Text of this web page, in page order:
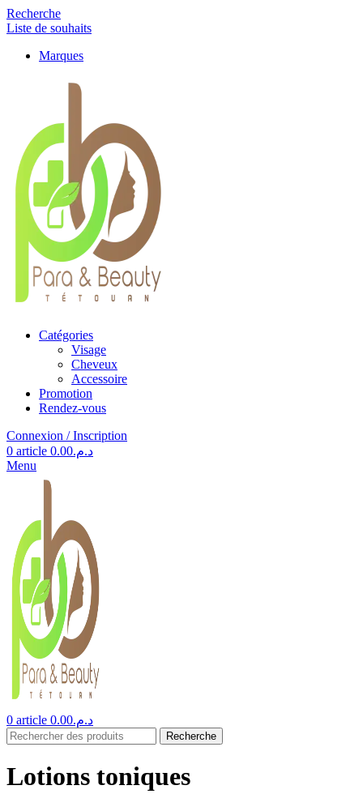
Recherche
Liste de souhaits
Marques
Catégories
Visage
Cheveux
Accessoire
Promotion
Rendez-vous
Connexion / Inscription
0 article د.م.0.00
Menu
0 article د.م.0.00
Recherche
Lotions toniques